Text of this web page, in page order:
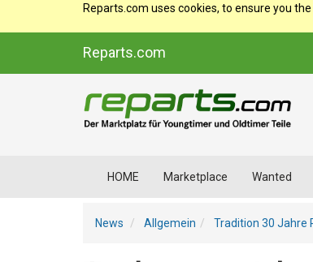
Reparts.com uses cookies, to ensure you
Reparts.com
HOME Marketplace Wanted
News Allgemein Tradition 30 Jahre